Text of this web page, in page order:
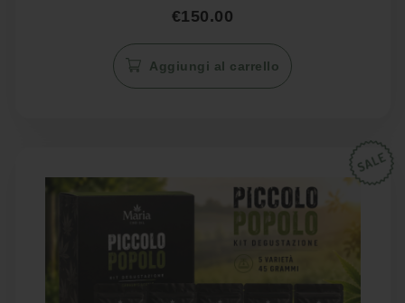
Valutato
5.00
su 5
€150.00
Aggiungi al carrello